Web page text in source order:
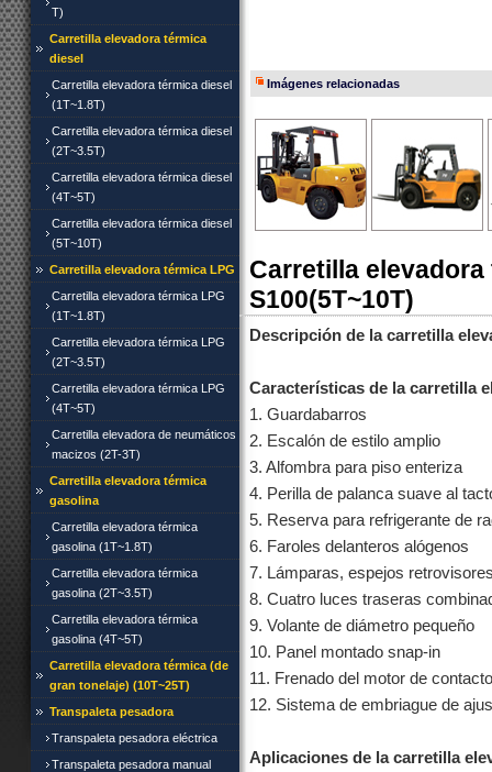
T)
Carretilla elevadora térmica
diesel
Carretilla elevadora térmica diesel
(1T~1.8T)
Carretilla elevadora térmica diesel
(2T~3.5T)
Carretilla elevadora térmica diesel
(4T~5T)
Carretilla elevadora térmica diesel
(5T~10T)
Carretilla elevadora térmica LPG
Carretilla elevadora térmica LPG
(1T~1.8T)
Carretilla elevadora térmica LPG
(2T~3.5T)
Carretilla elevadora térmica LPG
(4T~5T)
Carretilla elevadora de neumáticos
macizos (2T-3T)
Carretilla elevadora térmica
gasolina
Carretilla elevadora térmica
gasolina (1T~1.8T)
Carretilla elevadora térmica
gasolina (2T~3.5T)
Carretilla elevadora térmica
gasolina (4T~5T)
Carretilla elevadora térmica (de
gran tonelaje) (10T~25T)
Transpaleta pesadora
Transpaleta pesadora eléctrica
Transpaleta pesadora manual
Imágenes relacionadas
Carretilla
S100(5T~10T)
Descripción de la carretilla
Características de la carretilla
1. Guardabarros
2. Escalón de estilo amplio
3. Alfombra para piso enteriza
4. Perilla de palanca suave al
5. Reserva para refrigerante de
6. Faroles delanteros alógenos
7. Lámparas, espejos
8. Cuatro luces traseras
9. Volante de diámetro pequeño
10. Panel montado snap-in
11. Frenado del motor de
12. Sistema de embriague de
Aplicaciones de la carretilla